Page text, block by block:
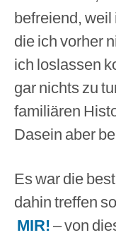
befreiend,
die ich vorher
ich loslassen
gar nichts zu
familiären
Dasein aber
Es war die
dahin treffen
MIR!– von